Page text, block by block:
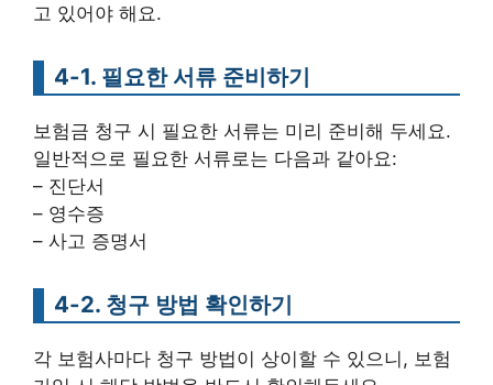
고 있어야 해요.
4-1. 필요한 서류 준비하기
보험금 청구 시 필요한 서류는 미리 준비해 두세요.
일반적으로 필요한 서류로는 다음과 같아요:
– 진단서
– 영수증
– 사고 증명서
4-2. 청구 방법 확인하기
각 보험사마다 청구 방법이 상이할 수 있으니, 보험